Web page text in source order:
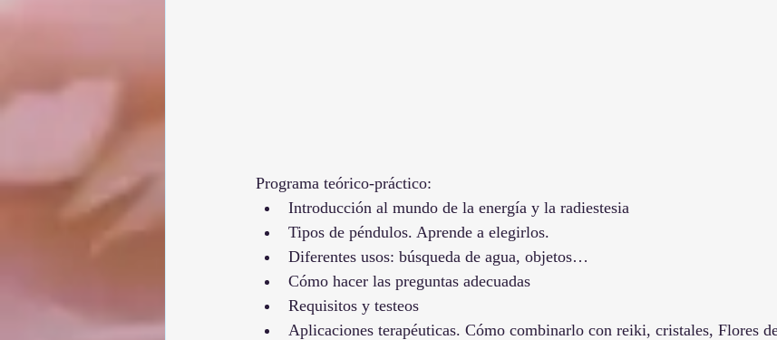
Programa teórico-práctico:
‌Introducción al mundo de la energía y la radiestesia
‌Tipos de péndulos. Aprende a elegirlos.
‌Diferentes usos: búsqueda de agua, objetos…
‌Cómo hacer las preguntas adecuadas
‌Requisitos y testeos
‌Aplicaciones terapéuticas. Cómo combinarlo con reiki, cristales, Flores